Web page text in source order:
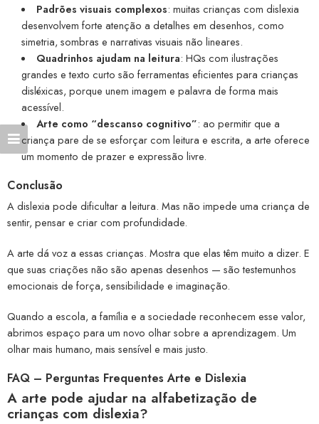
Padrões visuais complexos: muitas crianças com dislexia
desenvolvem forte atenção a detalhes em desenhos, como
simetria, sombras e narrativas visuais não lineares.
Quadrinhos ajudam na leitura: HQs com ilustrações
grandes e texto curto são ferramentas eficientes para crianças
disléxicas, porque unem imagem e palavra de forma mais
acessível.
Arte como “descanso cognitivo”: ao permitir que a
criança pare de se esforçar com leitura e escrita, a arte oferece
um momento de prazer e expressão livre.
Conclusão
A dislexia pode dificultar a leitura. Mas não impede uma criança de
sentir, pensar e criar com profundidade.
A arte dá voz a essas crianças. Mostra que elas têm muito a dizer. E
que suas criações não são apenas desenhos — são testemunhos
emocionais de força, sensibilidade e imaginação.
Quando a escola, a família e a sociedade reconhecem esse valor,
abrimos espaço para um novo olhar sobre a aprendizagem. Um
olhar mais humano, mais sensível e mais justo.
FAQ – Perguntas Frequentes Arte e Dislexia
A arte pode ajudar na alfabetização de
crianças com dislexia?